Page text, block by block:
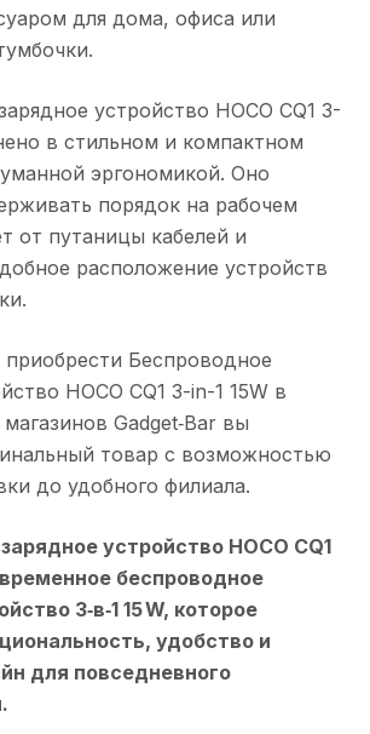
для дома, офиса или
устройство HOCO CQ1 3-
в стильном и компактном
эргономикой. Оно
порядок на рабочем
от путаницы кабелей и
расположение устройств
Беспроводное
HOCO CQ1 3-in-1 15W в
Gadget‑Bar вы
товар с возможностью
до удобного филиала.
устройство HOCO CQ1
беспроводное
3‑в‑1 15 W, которое
удобство и
для повседневного